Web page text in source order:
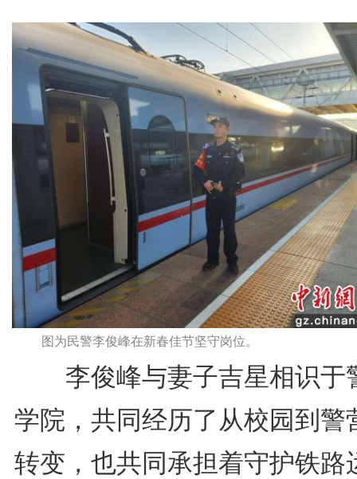
图为民警李俊峰在新春佳节坚守岗位。
李俊峰与妻子吉星相识于
学院，共同经历了从校园到警
转变，也共同承担着守护铁路